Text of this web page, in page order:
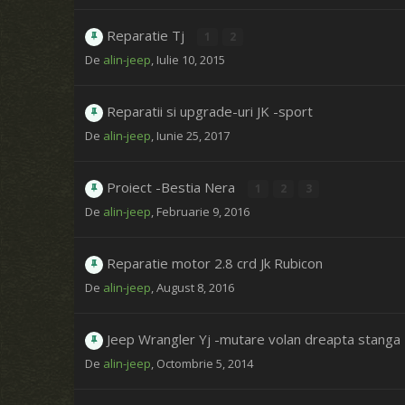
Reparatie Tj
De alin-jeep Iulie 10, 2015
Reparatii si upgrade-uri JK -sport
De alin-jeep Iunie 25, 2017
Proiect -Bestia Nera
De alin-jeep Februarie 9, 2016
Reparatie motor 2.8 crd Jk Rubicon
De alin-jeep ,August 8, 2016
Jeep Wrangler Yj -mutare volan dreapta stanga
De alin-jeep Octombrie 5, 2014